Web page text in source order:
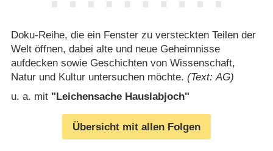
Doku-Reihe, die ein Fenster zu versteckten Teilen der
Welt öffnen, dabei alte und neue Geheimnisse
aufdecken sowie Geschichten von Wissenschaft,
Natur und Kultur untersuchen möchte. (Text: AG)
u. a. mit "Leichensache Hauslabjoch"
Übersicht mit allen Folgen